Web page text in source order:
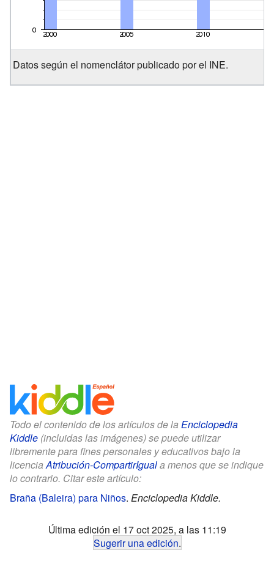
Datos según el nomenclátor publicado por el INE.
Todo el contenido de los artículos de la Enciclopedia
Kiddle (incluidas las imágenes) se puede utilizar
libremente para fines personales y educativos bajo la
licenciaAtribución-CompartirIguala menos que se indique
lo contrario. Citar este artículo:
Braña (Baleira) para Niños. Enciclopedia Kiddle.
Última edición el 17 oct 2025, a las 11:19
Sugerir una edición.